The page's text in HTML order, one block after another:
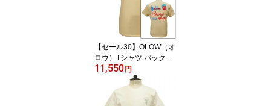
ン・ガロウ】
【セール30】OLOW（オ
ロウ）Tシャツ バックグ
ラフィック 楽器・音楽の
イラスト OL612002-11
ベージュ オーガニックコ
ットン100% 【ケイト・
11,550 円